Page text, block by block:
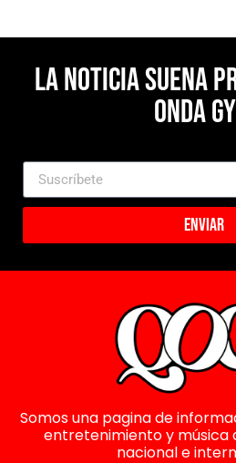
La noticia suena
Onda
Enviar
Somos una pagina de
entretenimiento y música
nacional e